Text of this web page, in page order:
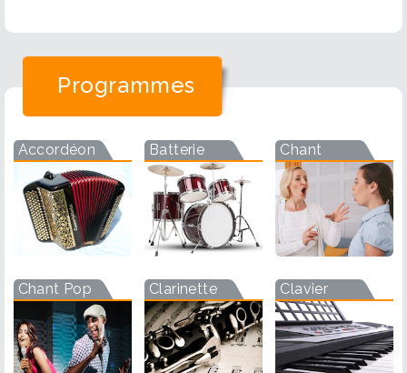
Programmes
Accordéon Batterie Chant
Chant Pop Clarinette Clavier